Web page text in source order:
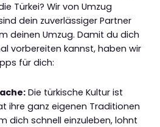
Türkei? Wir von Umzug
dein zuverlässiger Partner
deinen Umzug. Damit du dich
vorbereiten kannst, haben wir
für dich:
Die türkische Kultur ist
ihre ganz eigenen Traditionen
dich schnell einzuleben, lohnt